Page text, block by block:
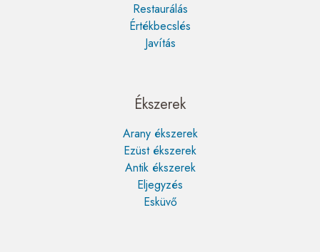
Restaurálás
Értékbecslés
Javítás
Ékszerek
Arany ékszerek
Ezüst ékszerek
Antik ékszerek
Eljegyzés
Esküvő